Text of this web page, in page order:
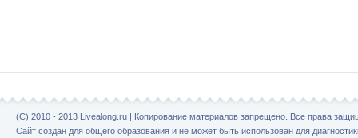
(C) 2010 - 2013 Livealong.ru | Копирование материалов запрещено. Все права
Сайт создан для общего образования и не может быть использован для